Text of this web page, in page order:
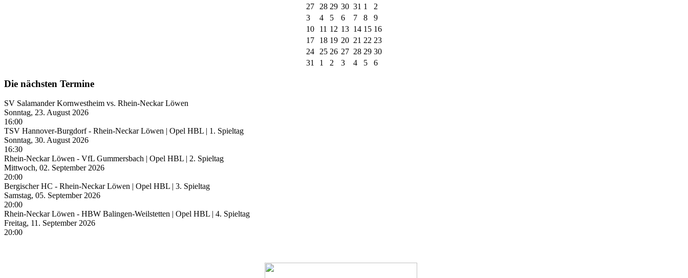
27
28 29 30 31 1
2
3
4 5 6 7 8
9
10
11 12 13 14 15 16
17
18 19 20 21 22 23
24
25 26 27 28 29 30
31
1 2 3 4 5 6
Die nächsten Termine
SV Salamander Kornwestheim vs. Rhein-Neckar Löwen
Sonntag, 23. August 2026
16:00
TSV Hannover-Burgdorf - Rhein-Neckar Löwen | Opel HBL | 1. Spieltag
Sonntag, 30. August 2026
16:30
Rhein-Neckar Löwen - VfL Gummersbach | Opel HBL | 2. Spieltag
Mittwoch, 02. September 2026
20:00
Bergischer HC - Rhein-Neckar Löwen | Opel HBL | 3. Spieltag
Samstag, 05. September 2026
20:00
Rhein-Neckar Löwen - HBW Balingen-Weilstetten | Opel HBL | 4. Spieltag
Freitag, 11. September 2026
20:00